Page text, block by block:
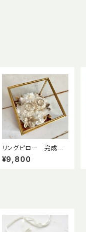
リングピロー 完成
品 ホワイトブーケ
(ガラスケース入り)
¥9,800